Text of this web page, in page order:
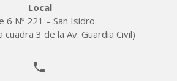
Local
6 Nº 221 – San Isidro
cuadra 3 de la Av. Guardia Civil)

